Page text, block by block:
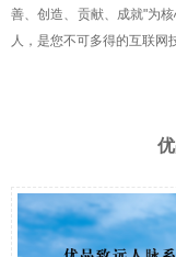
善、创造、贡献、成就"为
人，是您不可多得的互联